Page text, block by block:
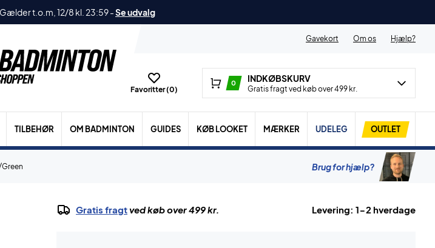
Gælder t.o.m, 12/8 kl. 23:59-Se udvalg
Gavekort Om os Hjælp?
Favoritter (0)
0 INDKØBSKURV
Gratis fragt ved køb over 499 kr.
TILBEHØR OM BADMINTON GUIDES KØB LOOKET MÆRKER UDELEG OUTLET
Brug for hjælp?
Gratis fragtved køb over 499 kr. Levering: 1-2 hverdage